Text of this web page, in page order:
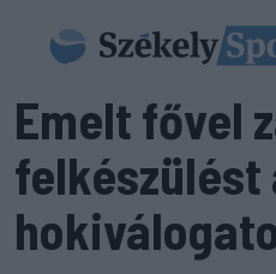
Emelt fővel
felkészülést